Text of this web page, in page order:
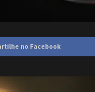
no Facebook